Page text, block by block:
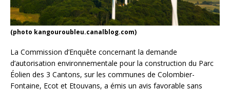
(photo kangouroubleu.canalblog.com)
La Commission d’Enquête concernant la demande
d’autorisation environnementale pour la construction du Parc
Éolien des 3 Cantons, sur les communes de Colombier-
Fontaine, Ecot et Etouvans, a émis un avis favorable sans